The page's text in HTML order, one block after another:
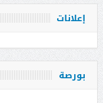
إعلانات
بورصة